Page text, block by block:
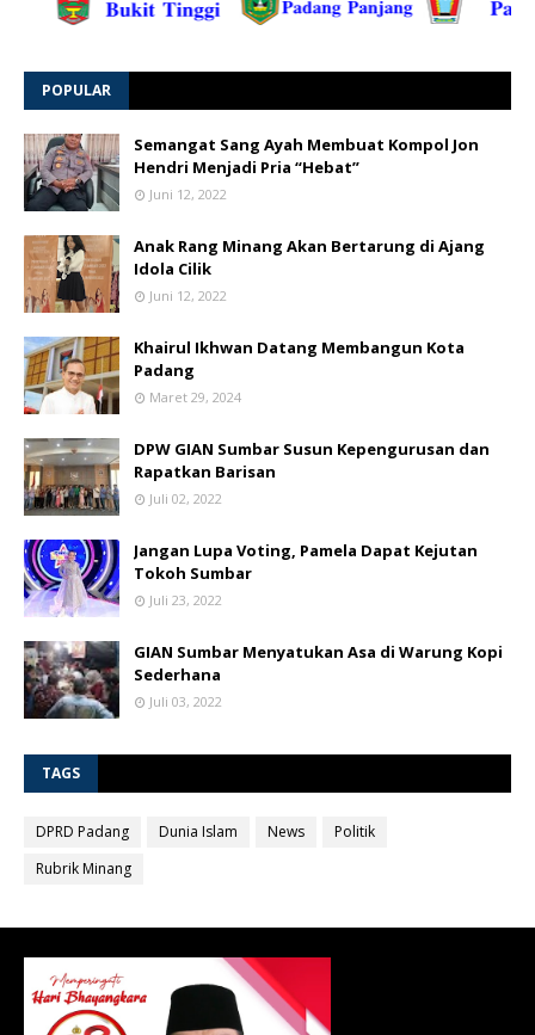
POPULAR
Semangat Sang Ayah Membuat Kompol Jon
Hendri Menjadi Pria “Hebat”
Juni 12, 2022
Anak Rang Minang Akan Bertarung di Ajang
Idola Cilik
Juni 12, 2022
Khairul Ikhwan Datang Membangun Kota
Padang
Maret 29, 2024
DPW GIAN Sumbar Susun Kepengurusan dan
Rapatkan Barisan
Juli 02, 2022
Jangan Lupa Voting, Pamela Dapat Kejutan
Tokoh Sumbar
Juli 23, 2022
GIAN Sumbar Menyatukan Asa di Warung Kopi
Sederhana
Juli 03, 2022
TAGS
DPRD Padang Dunia Islam News
Politik
Rubrik Minang